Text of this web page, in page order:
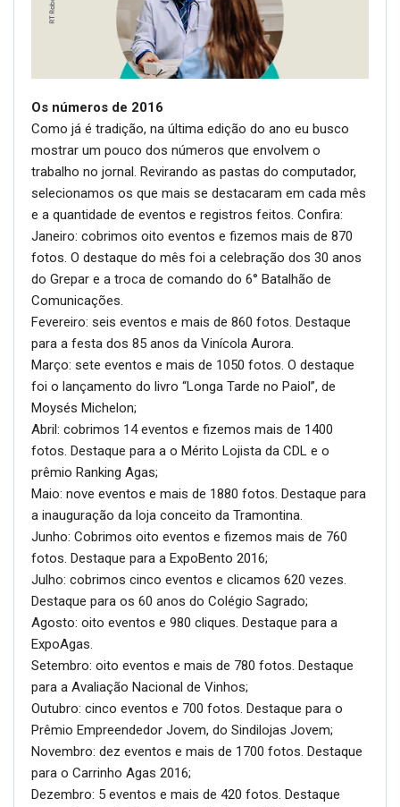
Os números de 2016
Como já é tradição, na última edição do ano eu busco
mostrar um pouco dos números que envolvem o
trabalho no jornal. Revirando as pastas do computador,
selecionamos os que mais se destacaram em cada mês
e a quantidade de eventos e registros feitos. Confira:
Janeiro: cobrimos oito eventos e fizemos mais de 870
fotos. O destaque do mês foi a celebração dos 30 anos
do Grepar e a troca de comando do 6° Batalhão de
Comunicações.
Fevereiro: seis eventos e mais de 860 fotos. Destaque
para a festa dos 85 anos da Vinícola Aurora.
Março: sete eventos e mais de 1050 fotos. O destaque
foi o lançamento do livro “Longa Tarde no Paiol”, de
Moysés Michelon;
Abril: cobrimos 14 eventos e fizemos mais de 1400
fotos. Destaque para a o Mérito Lojista da CDL e o
prêmio Ranking Agas;
Maio: nove eventos e mais de 1880 fotos. Destaque para
a inauguração da loja conceito da Tramontina.
Junho: Cobrimos oito eventos e fizemos mais de 760
fotos. Destaque para a ExpoBento 2016;
Julho: cobrimos cinco eventos e clicamos 620 vezes.
Destaque para os 60 anos do Colégio Sagrado;
Agosto: oito eventos e 980 cliques. Destaque para a
ExpoAgas.
Setembro: oito eventos e mais de 780 fotos. Destaque
para a Avaliação Nacional de Vinhos;
Outubro: cinco eventos e 700 fotos. Destaque para o
Prêmio Empreendedor Jovem, do Sindilojas Jovem;
Novembro: dez eventos e mais de 1700 fotos. Destaque
para o Carrinho Agas 2016;
Dezembro: 5 eventos e mais de 420 fotos. Destaque